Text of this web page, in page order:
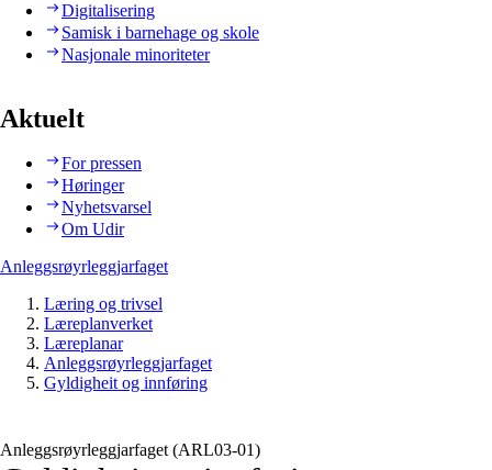
Digitalisering
Samisk i barnehage og skole
Nasjonale minoriteter
Aktuelt
For pressen
Høringer
Nyhetsvarsel
Om Udir
Anleggsrøyrleggjarfaget
Læring og trivsel
Læreplanverket
Læreplanar
Anleggsrøyrleggjarfaget
Gyldigheit og innføring
Anleggsrøyrleggjarfaget (ARL03‑01)